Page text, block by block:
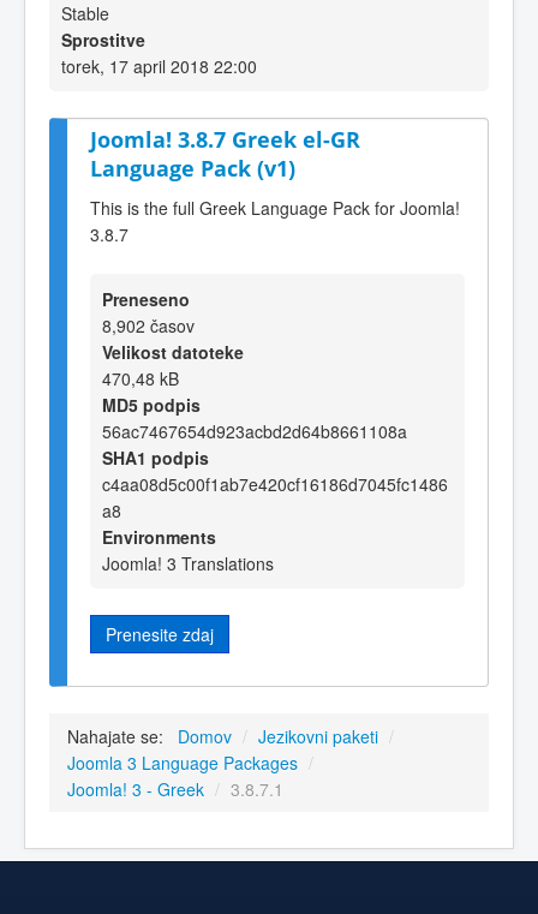
Stable
Sprostitve
torek, 17 april 2018 22:00
Joomla! 3.8.7 Greek el-GR
Language Pack (v1)
This is the full Greek Language Pack for Joomla!
3.8.7
Preneseno
8,902 časov
Velikost datoteke
470,48 kB
MD5 podpis
56ac7467654d923acbd2d64b8661108a
SHA1 podpis
c4aa08d5c00f1ab7e420cf16186d7045fc1486
a8
Environments
Joomla! 3 Translations
Prenesite zdaj
Nahajate se: Domov / Jezikovni paketi /
Joomla 3 Language Packages /
Joomla! 3 - Greek / 3.8.7.1